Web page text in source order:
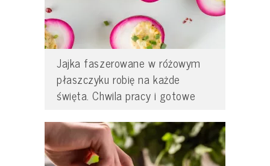
Jajka faszerowane w różowym
płaszczyku robię na każde
święta. Chwila pracy i gotowe